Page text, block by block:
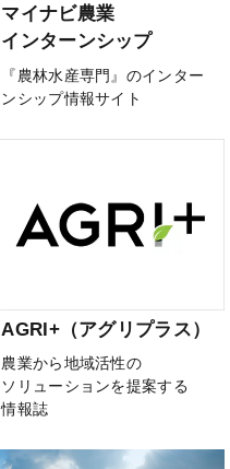
マイナビ農業
インターンシップ
『農林水産専門』のインター
ンシップ情報サイト
AGRI+（アグリプラス）
農業から地域活性の
ソリューションを提案する
情報誌